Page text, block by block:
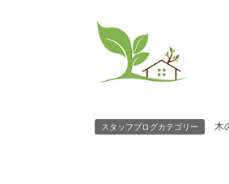
スタッフブログカテゴリー 木